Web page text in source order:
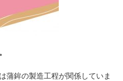
蒲鉾の製造工程が関係していま